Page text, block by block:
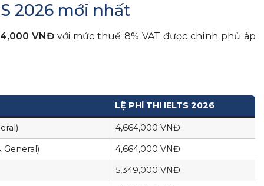
2026 mới nhất
VNĐvới mức thuế 8% VAT được chính phủ áp
LỆ PHÍ THI IELTS 2026
4,664,000 VNĐ
General)
4,664,000 VNĐ
5,349,000 VNĐ